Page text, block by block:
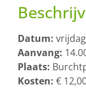
Datum:
Aanvang:
Plaats:
Kosten: €